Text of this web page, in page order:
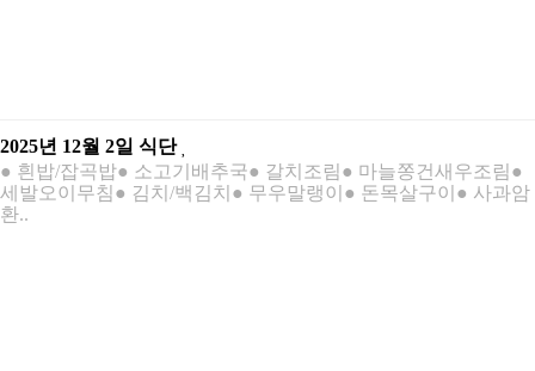
2025년 12월 2일 식단
● 흰밥/잡곡밥● 소고기배추국● 갈치조림● 마늘쫑건새우조림●
세발오이무침● 김치/백김치● 무우말랭이● 돈목살구이● 사과암
환..